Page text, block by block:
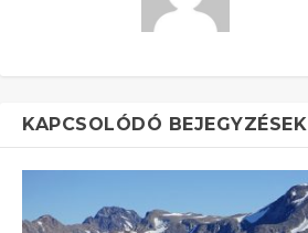
KAPCSOLÓDÓ BEJEGYZÉSEK